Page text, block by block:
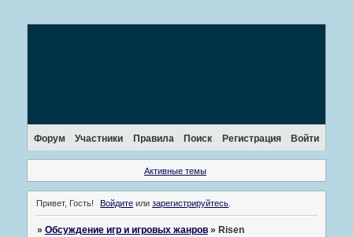
Форум Участники Правила Поиск Регистрация Войти
Активные темы
Привет, Гость! Войдите илизарегистрируйтесь
» Обсуждение игр и игровых жанров » Risen